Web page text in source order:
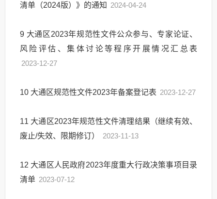
清单（2024版）》的通知 2024-04-24
9 大通区2023年规范性文件公众参与、专家论证、
风险评估、集体讨论等程序开展情况汇总表
2023-12-27
10 大通区规范性文件2023年备案登记表 2023-12-27
11 大通区2023年规范性文件清理结果（继续有效、
废止/失效、限期修订）
2023-11-13
12 大通区人民政府2023年度重大行政决策事项目录
清单 2023-07-12